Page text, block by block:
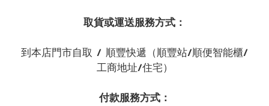
取貨或運送服務方式：
到本店門市自取 / 順豐快遞（順豐站/順便智能櫃/
工商地址/住宅）
付款服務方式：